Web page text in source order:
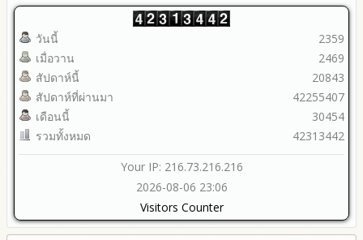
วันนี้
เมื่อวาน
สัปดาห์นี้
สัปดาห์ที่ผ่านมา
เดือนนี้
รวมทั้งหมด
2359
2469
20843
42255407
30454
42313442
Your IP: 216.73.216.216
2026-08-06 23:06
Visitors Counter